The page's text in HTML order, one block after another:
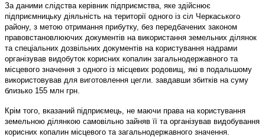
За даними слідства керівник підприємства, яке здійснює
підприємницьку діяльність на території одного із сіл Черкаського
району, з метою отримання прибутку, без передбачених законом
правовстановлюючих документів на використання земельних ділянок
та спеціальних дозвільних документів на користування надрами
організував видобуток корисних копалин загальнодержавного та
місцевого значення з одного із місцевих родовищ, які в подальшому
використовував для виготовлення цегли. завдавши збитків на суму
близько 155 млн грн.
Крім того, вказаний підприємець, не маючи права на користування
земельною ділянкою самовільно зайняв її та організував видобування
корисних копалин місцевого та загальнодержавного значення.